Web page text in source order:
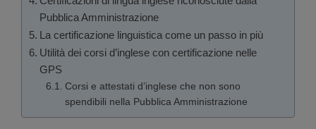
Pubblica Amministrazione
La certificazione linguistica come un passo in più
Utilità dei corsi d’inglese con certificazione nelle
GPS
Corsi e attestati d’inglese che non sono
spendibili nella Pubblica Amministrazione